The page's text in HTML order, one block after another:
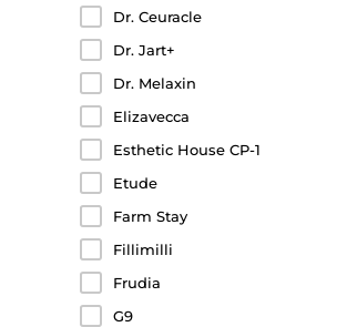
Dr. Ceuracle
Dr. Jart+
Dr. Melaxin
Elizavecca
Esthetic House CP-1
Etude
Farm Stay
Fillimilli
Frudia
G9